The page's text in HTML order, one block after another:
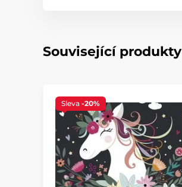
Související produkty
Sleva -20%